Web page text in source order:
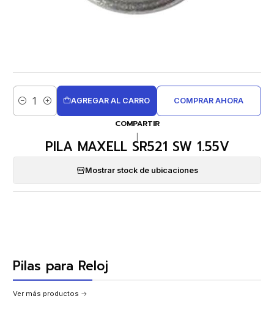
Cantidad
AGREGAR AL CARRO COMPRAR AHORA
COMPARTIR
PILA MAXELL SR521 SW 1.55V
Mostrar stock de ubicaciones
Pilas para Reloj
Ver más productos